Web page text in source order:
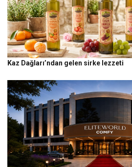
Kaz Dağları’ndan gelen sirke lezzeti